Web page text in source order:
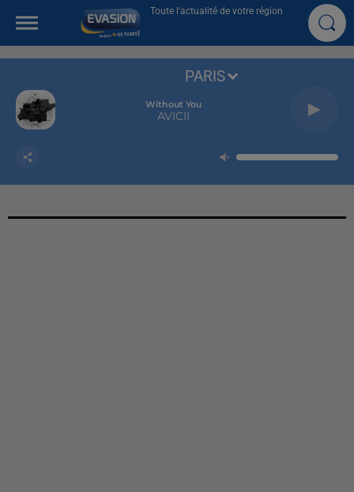
Toute l'actualité de votre région
Without You
AVICII
PARIS